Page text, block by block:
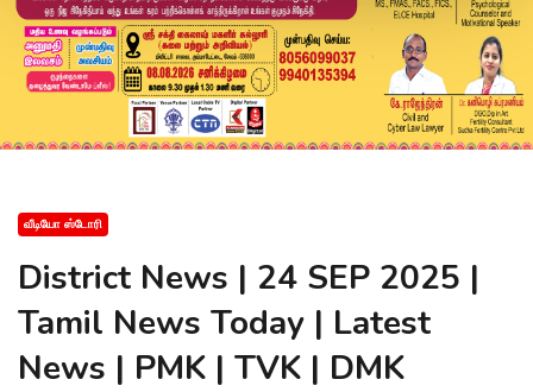
வீடியோ ஸ்டோரி
District News | 24 SEP 2025 |
Tamil News Today | Latest
News | PMK | TVK | DMK